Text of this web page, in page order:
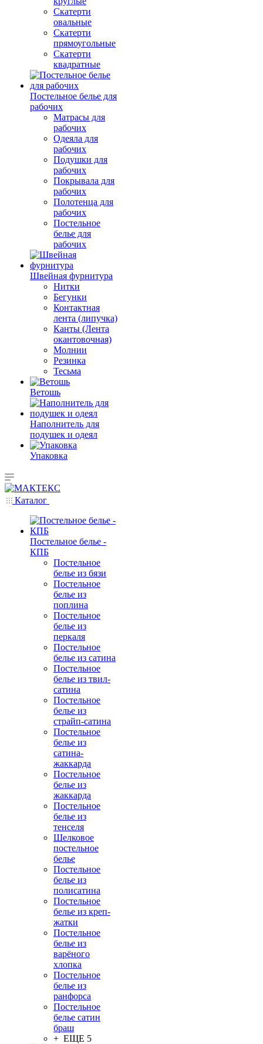
Скатерти
овальные
Скатерти
прямоугольные
Скатерти
квадратные
Постельное белье для
рабочих
Матрасы для
рабочих
Одеяла для
рабочих
Подушки для
рабочих
Покрывала для
рабочих
Полотенца для
рабочих
Постельное
белье для
рабочих
Швейная фурнитура
Нитки
Бегунки
Контактная
лента (липучка)
Канты (Лента
окантовочная)
Молнии
Резинка
Тесьма
Ветошь
Наполнитель для
подушек и одеял
Упаковка
Каталог
Постельное белье -
КПБ
Постельное
белье из бязи
Постельное
белье из
поплина
Постельное
белье из
перкаля
Постельное
белье из сатина
Постельное
белье из твил-
сатина
Постельное
белье из
страйп-сатина
Постельное
белье из
сатина-
жаккарда
Постельное
белье из
жаккарда
Постельное
белье из
тенселя
Шелковое
постельное
белье
Постельное
белье из
полисатина
Постельное
белье из креп-
жатки
Постельное
белье из
варёного
хлопка
Постельное
белье из
ранфорса
Постельное
белье сатин
браш
+ ЕЩЕ 5